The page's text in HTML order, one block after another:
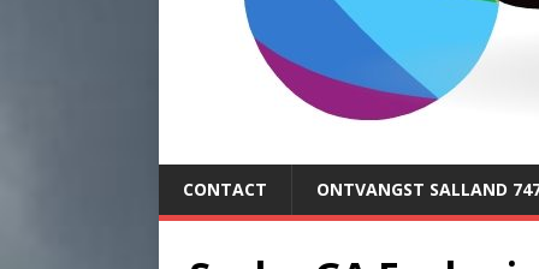
CONTACT ONTVANGST SALLAND